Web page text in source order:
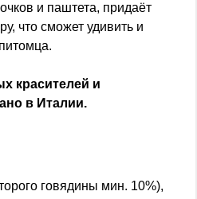
и паштета, придаёт
что сможет удивить и
красителей и
в Италии.
говядины мин. 10%),